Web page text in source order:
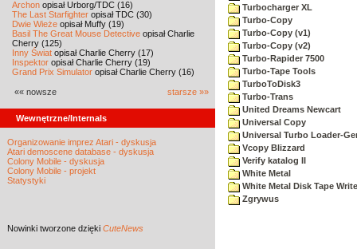
Archon opisał Urborg/TDC (16)
The Last Starfighter opisał TDC (30)
Dwie Wieże opisał Muffy (19)
Basil The Great Mouse Detective opisał Charlie
Cherry (125)
Inny Świat opisał Charlie Cherry (17)
Inspektor opisał Charlie Cherry (19)
Grand Prix Simulator opisał Charlie Cherry (16)
«« nowsze starsze »»
Wewnętrzne/Internals
Organizowanie imprez Atari - dyskusja
Atari demoscene database - dyskusja
Colony Mobile - dyskusja
Colony Mobile - projekt
Statystyki
Nowinki tworzone dzięki CuteNews
Turbocharger XL
Turbo-Copy
Turbo-Copy (v1)
Turbo-Copy (v2)
Turbo-Rapider 7500
Turbo-Tape Tools
TurboToDisk3
Turbo-Trans
United Dreams Newcart
Universal Copy
Universal Turbo Loader-
Vcopy Blizzard
Verify katalog II
White Metal
White Metal Disk Tape
Zgrywus